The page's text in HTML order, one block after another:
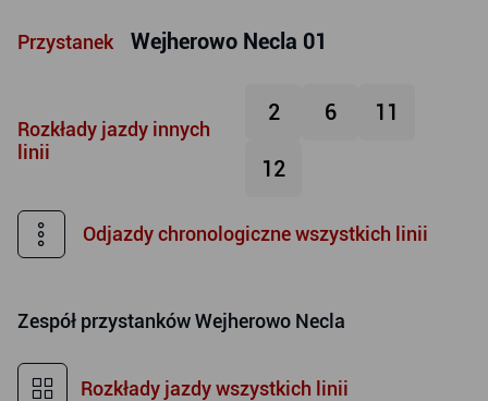
Przystanek Wejherowo Necla 01
Rozkłady jazdy innych
linii
2 6 11
12
Odjazdy chronologiczne wszystkich linii
Zespół przystankówWejherowo Necla
Rozkłady jazdy wszystkich linii